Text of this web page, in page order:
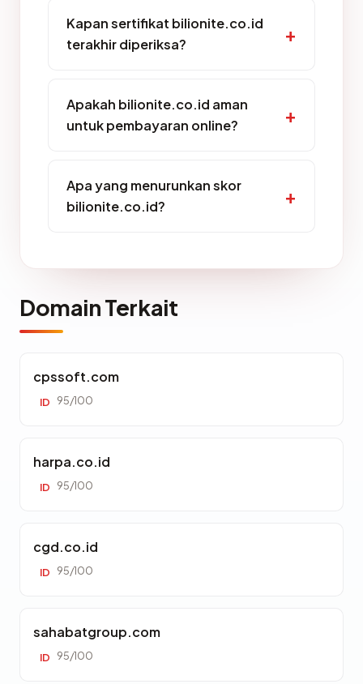
Kapan sertifikat bilionite.co.id
terakhir diperiksa?
Apakah bilionite.co.id aman
untuk pembayaran online?
Apa yang menurunkan skor
bilionite.co.id?
Domain Terkait
cpssoft.com
ID 95/100
harpa.co.id
ID 95/100
cgd.co.id
ID 95/100
sahabatgroup.com
ID 95/100